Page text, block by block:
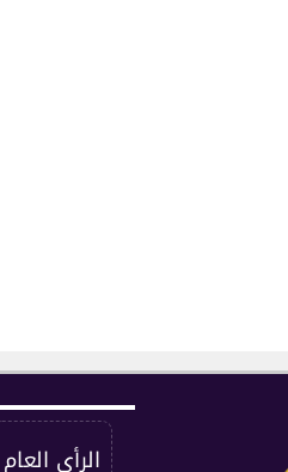
الرأي العام